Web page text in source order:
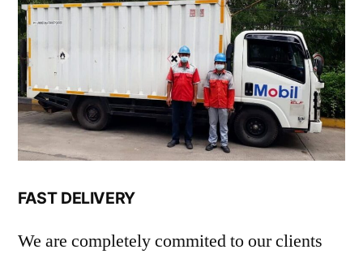
FAST DELIVERY
We are completely commited to our clients